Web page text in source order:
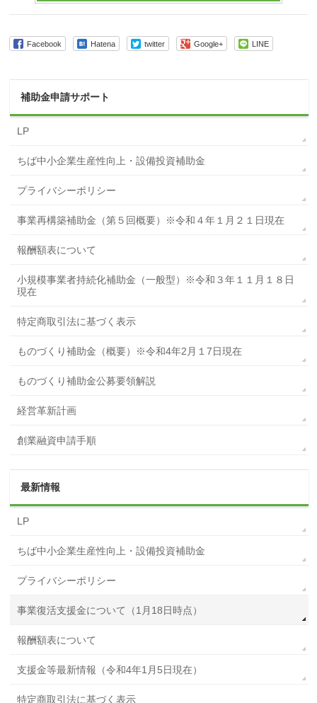
Facebook Hatena twitter Google+ LINE
補助金申請サポート
LP
ちば中小企業生産性向上・設備投資補助金
プライバシーポリシー
事業再構築補助金（第５回概要）※令和４年１月２１日現在
報酬額表について
小規模事業者持続化補助金（一般型）※令和３年１１月１８日
現在
特定商取引法に基づく表示
ものづくり補助金（概要）※令和4年2月１7日現在
ものづくり補助金公募要領解説
経営革新計画
創業融資申請手順
最新情報
LP
ちば中小企業生産性向上・設備投資補助金
プライバシーポリシー
事業復活支援金について（1月18日時点）
報酬額表について
支援金等最新情報（令和4年1月5日現在）
特定商取引法に基づく表示